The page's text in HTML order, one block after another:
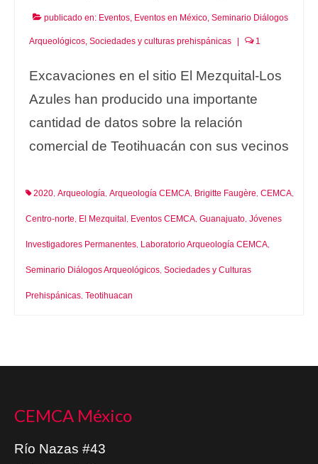
publicado en: Eventos, Eventos en México, Seminario Diálogos
Arqueológicos, Sociedades y culturas prehispánicas 1
Excavaciones en el sitio El Mezquital-Los
Azules han producido una importante
cantidad de datos sobre la relación
comercial de Teotihuacán con sus vecinos
2020, Arqueología, Arqueología CEMCA, Brigitte Faugère, CEMCA,
Centro-norte, El Mezquital , Eventos CEMCA, Guanajuato, Jóvenes
Investigadores Permanentes, Laboratorio Arqueología CEMCA,
Seminario Diálogos Arqueológicos, Sociedades y Culturas
Prehispánicas, Teotihuacan
CEMCA México
Río Nazas #43